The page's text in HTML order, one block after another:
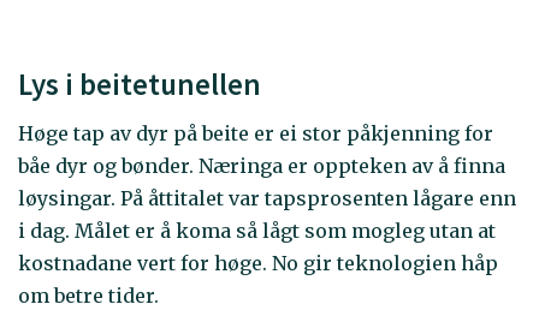
Lys i beitetunellen
Høge tap av dyr på beite er ei stor påkjenning for
båe dyr og bønder. Næringa er oppteken av å finna
løysingar. På åttitalet var tapsprosenten lågare enn
i dag. Målet er å koma så lågt som mogleg utan at
kostnadane vert for høge. No gir teknologien håp
om betre tider.